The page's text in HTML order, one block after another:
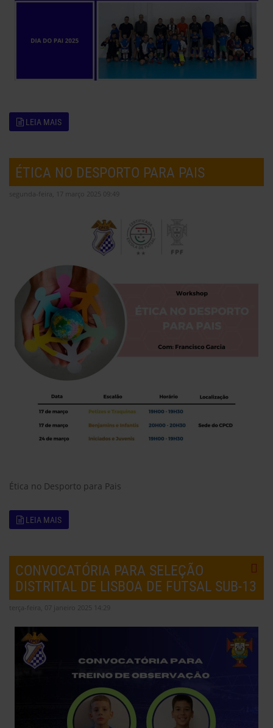
LEIA MAIS
ÉTICA NO DESPORTO PARA PAIS
segunda-feira, 17 março 2025 09:49
Ética no Desporto para Pais
LEIA MAIS
CONVOCATÓRIA PARA SELEÇÃO
DISTRITAL DE LISBOA DE FUTSAL SUB-13
terça-feira, 07 janeiro 2025 14:29